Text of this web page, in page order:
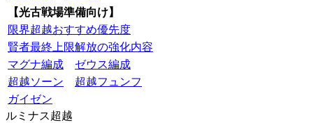
【光古戦場準備向け】
限界超越おすすめ優先度
賢者最終上限解放の強化内容
マグナ編成
ゼウス編成
超越ソーン
超越フュンフ
ガイゼン
ルミナス超越